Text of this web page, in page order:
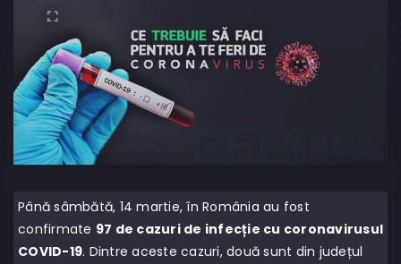
Până sâmbătă, 14 martie, în România au fost
confirmate 97 de cazuri de infecție cu coronavirusul
COVID-19. Dintre aceste cazuri, două sunt din județul